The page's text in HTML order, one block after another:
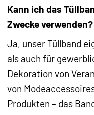
Kann ich das
Zwecke verwenden?
Ja, unser Tüllband
als auch für
Dekoration von
von
Produkten – das